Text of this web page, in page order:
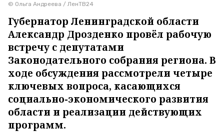
© Ольга Андреева / ЛенТВ24
Губернатор Ленинградской области
Александр Дрозденко провёл рабочую
встречу с депутатами
Законодательного собрания региона. В
ходе обсуждения рассмотрели четыре
ключевых вопроса, касающихся
социально-экономического развития
области и реализации действующих
программ.